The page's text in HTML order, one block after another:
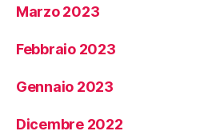
Marzo 2023
Febbraio 2023
Gennaio 2023
Dicembre 2022